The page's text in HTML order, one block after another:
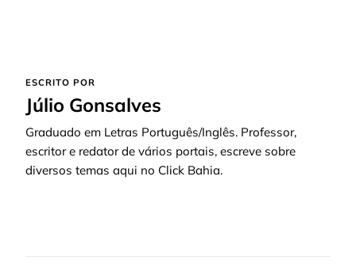
ESCRITO POR
Júlio Gonsalves
Graduado em Letras Português/Inglês. Professor,
escritor e redator de vários portais, escreve sobre
diversos temas aqui no Click Bahia.